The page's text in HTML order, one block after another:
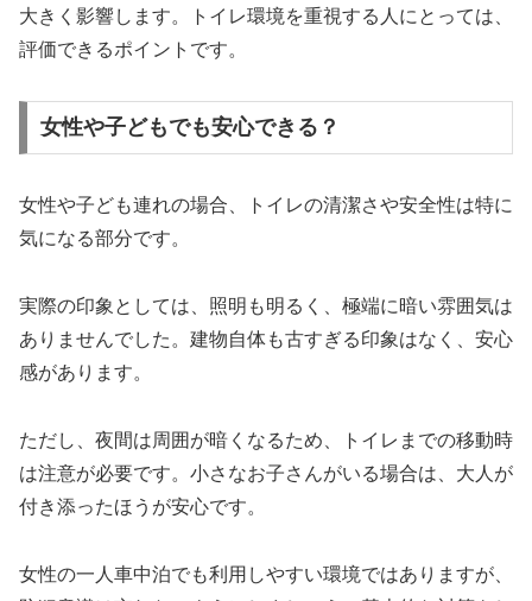
大きく影響します。トイレ環境を重視する人にとっては、
評価できるポイントです。
女性や子どもでも安心できる？
女性や子ども連れの場合、トイレの清潔さや安全性は特に
気になる部分です。
実際の印象としては、照明も明るく、極端に暗い雰囲気は
ありませんでした。建物自体も古すぎる印象はなく、安心
感があります。
ただし、夜間は周囲が暗くなるため、トイレまでの移動時
は注意が必要です。小さなお子さんがいる場合は、大人が
付き添ったほうが安心です。
女性の一人車中泊でも利用しやすい環境ではありますが、